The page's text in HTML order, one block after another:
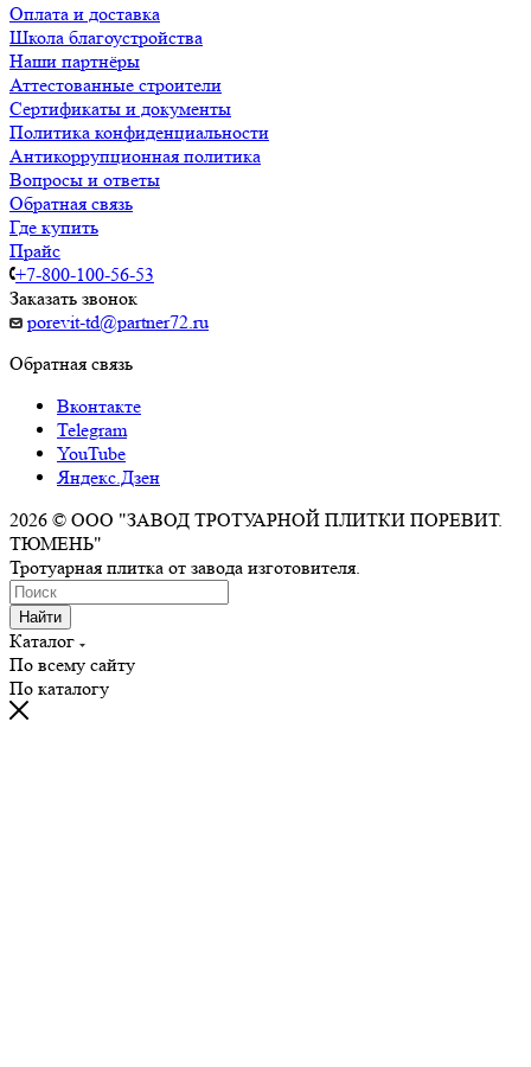
Оплата и доставка
Школа благоустройства
Наши партнёры
Аттестованные строители
Сертификаты и документы
Политика конфиденциальности
Антикоррупционная политика
Вопросы и ответы
Обратная связь
Где купить
Прайс
+7-800-100-56-53
Заказать звонок
porevit-td@partner72.ru
Обратная связь
Вконтакте
Telegram
YouTube
Яндекс.Дзен
2026 © ООО "ЗАВОД ТРОТУАРНОЙ ПЛИТКИ ПОРЕВИТ.
ТЮМЕНЬ"
Тротуарная плитка от завода изготовителя.
Найти
Каталог
По всему сайту
По каталогу